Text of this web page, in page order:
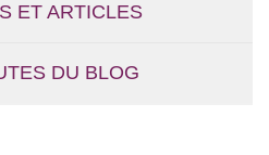
ET ARTICLES
DU BLOG